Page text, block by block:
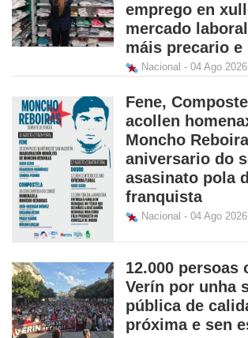
emprego en
mercado
máis precario e
Nacional - 04 Ago 2026
Fene,
acollen
Moncho
aniversario do
asasinato pola
franquista
Nacional - 04 Ago 2026
12.000 persoas
Verín por unha
pública de
próxima e sen